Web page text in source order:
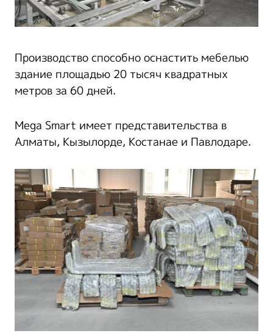
Производство способно оснастить мебелью
здание площадью 20 тысяч квадратных
метров за 60 дней.
Mega Smart имеет представительства в
Алматы, Кызылорде, Костанае и Павлодаре.